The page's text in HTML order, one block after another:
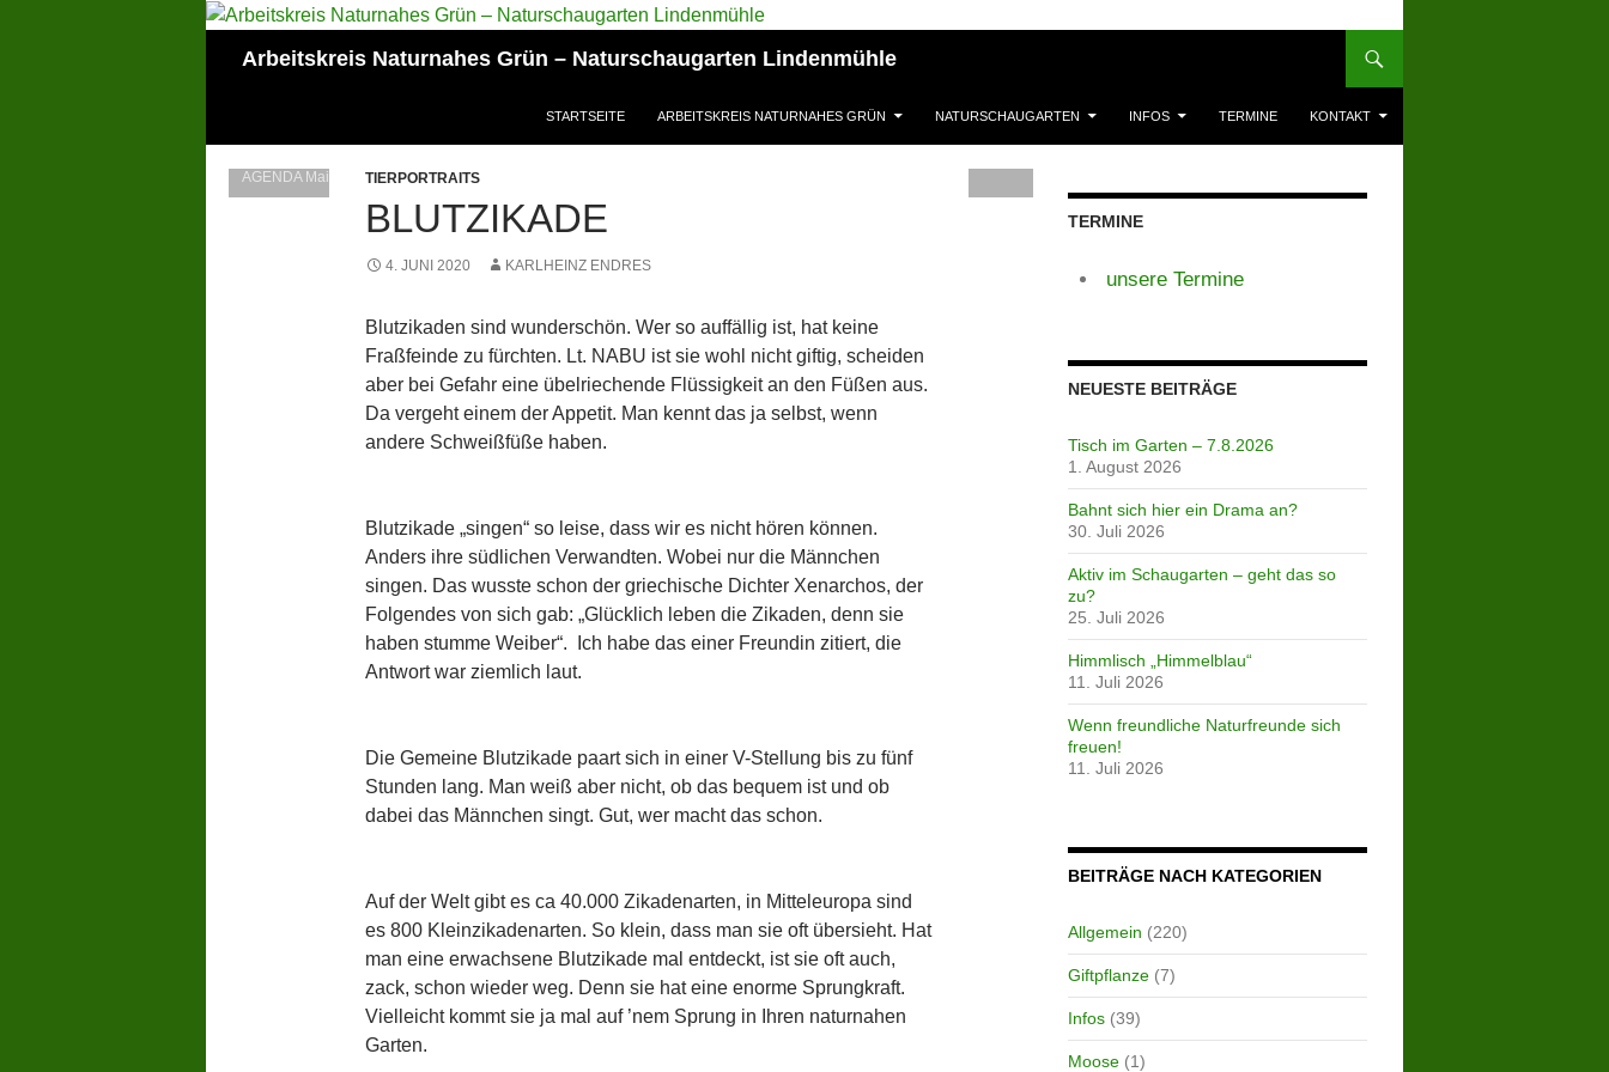
Arbeitskreis Naturnahes Grün – Naturschaugarten Lindenmühle
STARTSEITE ARBEITSKREIS NATURNAHES GRÜN NATURSCHAUGARTEN INFOS TERMINE KONTAKT
TIERPORTRAITS
BLUTZIKADE
4. JUNI 2020 KARLHEINZ ENDRES
Blutzikaden sind wunderschön. Wer so auffällig ist, hat keine
Fraßfeinde zu fürchten. Lt. NABU ist sie wohl nicht giftig, scheiden
aber bei Gefahr eine übelriechende Flüssigkeit an den Füßen aus.
Da vergeht einem der Appetit. Man kennt das ja selbst, wenn
andere Schweißfüße haben.
Blutzikade „singen“ so leise, dass wir es nicht hören können.
Anders ihre südlichen Verwandten. Wobei nur die Männchen
singen. Das wusste schon der griechische Dichter Xenarchos, der
Folgendes von sich gab: „Glücklich leben die Zikaden, denn sie
haben stumme Weiber“. Ich habe das einer Freundin zitiert, die
Antwort war ziemlich laut.
Die Gemeine Blutzikade paart sich in einer V-Stellung bis zu fünf
Stunden lang. Man weiß aber nicht, ob das bequem ist und ob
dabei das Männchen singt. Gut, wer macht das schon.
Auf der Welt gibt es ca 40.000 Zikadenarten, in Mitteleuropa sind
es 800 Kleinzikadenarten. So klein, dass man sie oft übersieht. Hat
man eine erwachsene Blutzikade mal entdeckt, ist sie oft auch,
zack, schon wieder weg. Denn sie hat eine enorme Sprungkraft.
Vielleicht kommt sie ja mal auf ’nem Sprung in Ihren naturnahen
Garten.
TERMINE
unsere Termine
NEUESTE BEITRÄGE
Tisch im Garten – 7.8.2026
1. August 2026
Bahnt sich hier ein Drama an?
30. Juli 2026
Aktiv im Schaugarten – geht das so
zu?
25. Juli 2026
Himmlisch „Himmelblau“
11. Juli 2026
Wenn freundliche Naturfreunde sich
freuen!
11. Juli 2026
BEITRÄGE NACH KATEGORIEN
Allgemein (220)
Giftpflanze(7)
Infos(39)
Moose(1)
AGENDA Mainz